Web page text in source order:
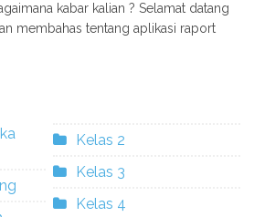
kabar kalian ? Selamat datang
membahas tentang aplikasi raport
Kelas 2
Kelas 3
Kelas 4